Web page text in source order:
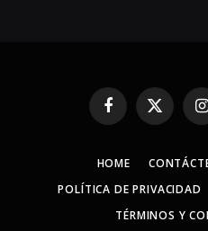
Facebook
X
HOME
POLÍTICA DE PRIVACIDAD
TÉRMINOS Y